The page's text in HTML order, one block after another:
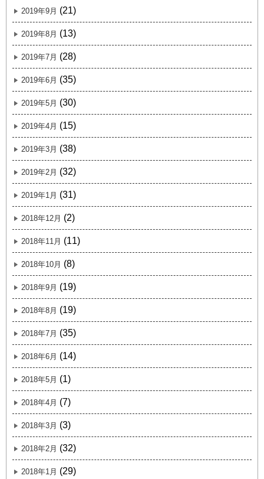
2019年9月 (21)
2019年8月 (13)
2019年7月 (28)
2019年6月 (35)
2019年5月 (30)
2019年4月 (15)
2019年3月 (38)
2019年2月 (32)
2019年1月 (31)
2018年12月 (2)
2018年11月 (11)
2018年10月 (8)
2018年9月 (19)
2018年8月 (19)
2018年7月 (35)
2018年6月 (14)
2018年5月 (1)
2018年4月 (7)
2018年3月 (3)
2018年2月 (32)
2018年1月 (29)